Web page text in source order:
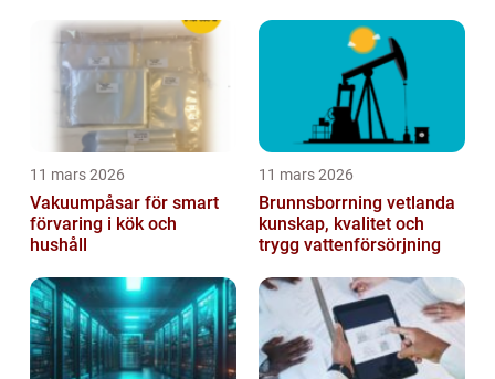
11 mars 2026
Vakuumpåsar för smart
förvaring i kök och
hushåll
11 mars 2026
Brunnsborrning vetlanda
kunskap, kvalitet och
trygg vattenförsörjning